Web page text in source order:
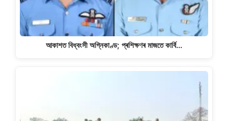
আকাশত বিধ্বংসী অগ্নিকাণ্ড; প্ৰশিক্ষণৰ মাজতে কাৰ্বি…